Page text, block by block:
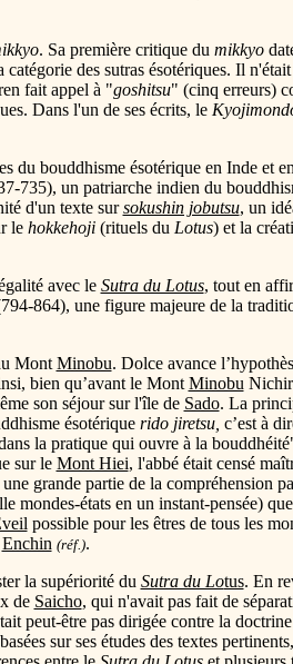
. Sa première critique du mikkyo
catégorie des sutras ésotériques. Il n'était
fait appel à "goshitsu" (cinq erreurs)
Dans l'un de ses écrits, le
du bouddhisme ésotérique en Inde et
735), un patriarche indien du
d'un texte sursokushin jobutsu, un
le hokkehoji(rituels du Lotus) et la
avec le Sutra du Lotus, tout en
864), une figure majeure de la
Mont Minobu. Dolce avance
bien qu’avant le Mont Minobu
son séjour sur l'île de Sado. La
ésotérique rido jiretsu, c’est à
la pratique qui ouvre à la
sur le Mont Hiei, l'abbé était censé
grande partie de la compréhension
mondes-états en un instant-pensée)
possible pour les êtres de tous les
Enchin (réf.).
la supériorité du Sutra du Lotus. En
de Saicho, qui n'avait pas fait de
peut-être pas dirigée contre la
sur ses études des textes